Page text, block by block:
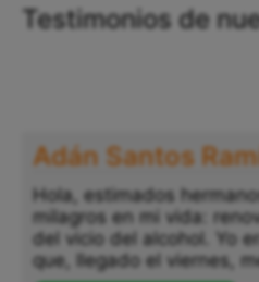
Testimonios de
Adán Santos
Hola, estimados
milagros en mi vida:
del vicio del alcohol. Yo
que, llegado el viernes,